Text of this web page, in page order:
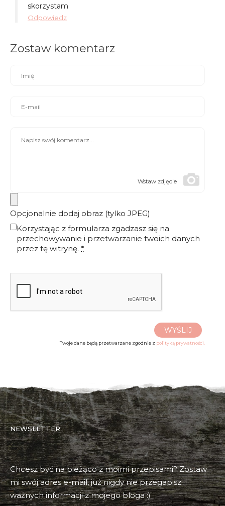
skorzystam
Odpowiedz
Zostaw komentarz
Wstaw zdjęcie
Opcjonalnie dodaj obraz (tylko JPEG)
Korzystając z formularza zgadzasz się na
przechowywanie i przetwarzanie twoich danych
przez tę witrynę. *
WYŚLIJ
Twoje dane będą przetwarzane zgodnie z polityką prywatności.
NEWSLETTER
Chcesz być na bieżąco z moimi przepisami? Zostaw
mi swój adres e-mail, już nigdy nie przegapisz
ważnych informacji z mojego bloga :)